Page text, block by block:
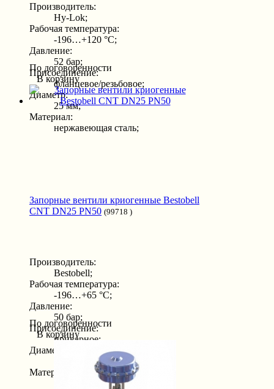
Производитель:
Hy-Lok;
Рабочая температура:
-196…+120 °С;
Давление:
52 бар;
Присоединение:
фланцевое/резьбовое;
Диаметр:
25 мм;
Материал:
нержавеющая сталь;
По договоренности
В корзину
Запорные вентили криогенные Bestobell
CNT DN25 PN50 (99718 )
Производитель:
Bestobell;
Рабочая температура:
-196…+65 °С;
Давление:
50 бар;
Присоединение:
приварное;
Диаметр:
Материал:
нержавеющая сталь;
По договоренности
В корзину